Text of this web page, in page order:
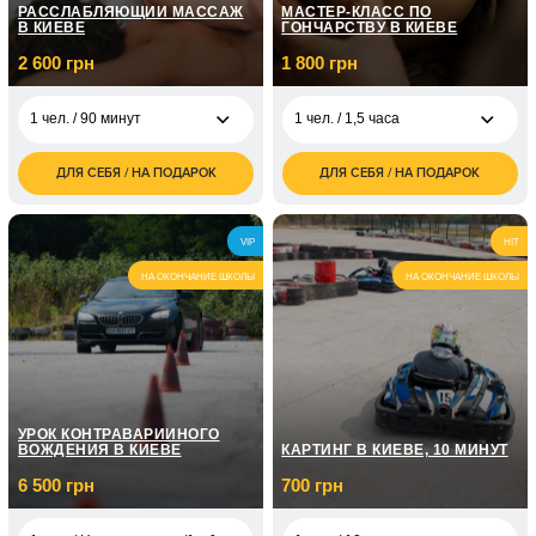
РАССЛАБЛЯЮЩИЙ МАССАЖ
В КИЕВЕ
2 600 грн
1 чел. / 90 минут
2 600
грн
2 чел. / 90 минут
5 200
грн
ДЛЯ СЕБЯ / НА ПОДАРОК
МАСТЕР-КЛАСС ПО
ГОНЧАРСТВУ В КИЕВЕ
1 800 грн
1 чел. / 1,5 часа
1 800
грн
2 чел. / 1,5 часа
2 500
грн
ДЛЯ СЕБЯ / НА ПОДАРОК
VIP
НА ОКОНЧАНИЕ ШКОЛЫ
УРОК КОНТРАВАРИЙНОГО
ВОЖДЕНИЯ В КИЕВЕ
6 500 грн
HIT
НА ОКОНЧАНИЕ ШКОЛЫ
КАРТИНГ В КИЕВЕ, 10 МИНУТ
700 грн